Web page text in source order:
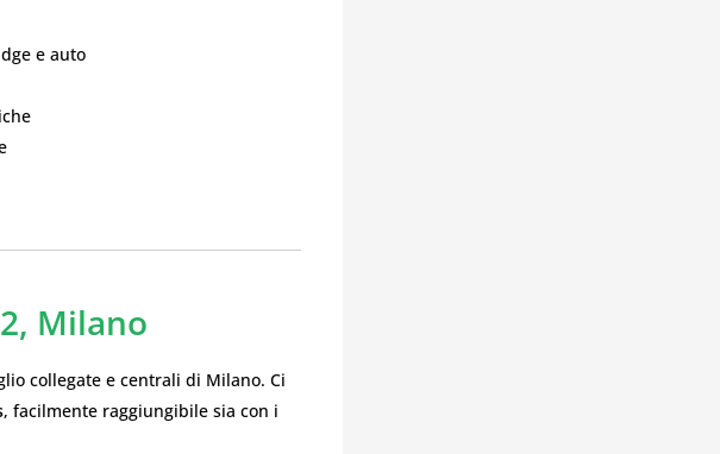
e auto
Milano
collegate e centrali di Milano. Ci
, facilmente raggiungibile sia con i